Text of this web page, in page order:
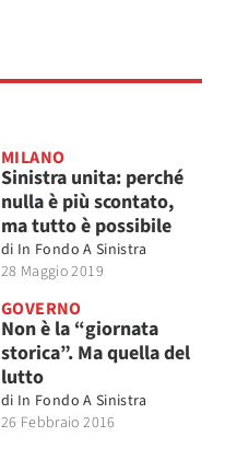
MILANO
Sinistra unita: perché
nulla è più scontato,
ma tutto è possibile
di In Fondo A Sinistra
28 Maggio 2019
GOVERNO
Non è la “giornata
storica”. Ma quella del
lutto
di In Fondo A Sinistra
26 Febbraio 2016